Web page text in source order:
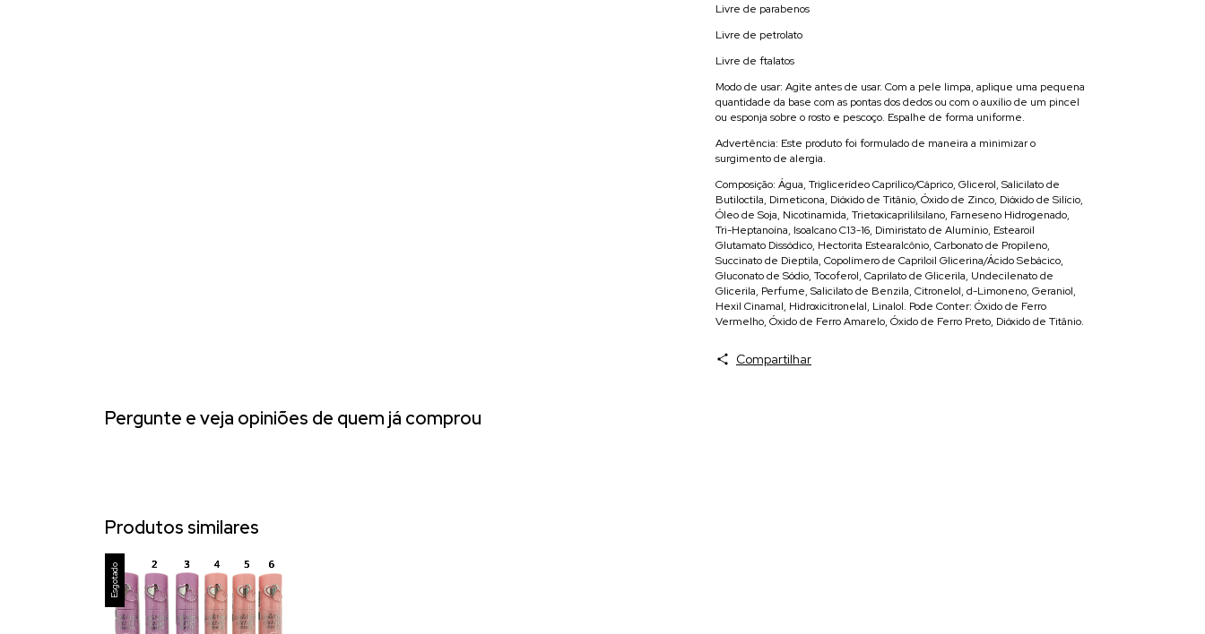
Livre de parabenos
Livre de petrolato
Livre de ftalatos
Modo de usar: Agite antes de usar. Com a pele limpa, aplique uma pequena
quantidade da base com as pontas dos dedos ou com o auxílio de um pincel
ou esponja sobre o rosto e pescoço. Espalhe de forma uniforme.
Advertência: Este produto foi formulado de maneira a minimizar o
surgimento de alergia.
Composição: Água, Triglicerídeo Caprílico/Cáprico, Glicerol, Salicilato de
Butiloctila, Dimeticona, Dióxido de Titânio, Óxido de Zinco, Dióxido de Silício,
Óleo de Soja, Nicotinamida, Trietoxicaprililsilano, Farneseno Hidrogenado,
Tri-Heptanoína, Isoalcano C13-16, Dimiristato de Alumínio, Estearoil
Glutamato Dissódico, Hectorita Estearalcônio, Carbonato de Propileno,
Succinato de Dieptila, Copolímero de Capriloil Glicerina/Ácido Sebácico,
Gluconato de Sódio, Tocoferol, Caprilato de Glicerila, Undecilenato de
Glicerila, Perfume, Salicilato de Benzila, Citronelol, d-Limoneno, Geraniol,
Hexil Cinamal, Hidroxicitronelal, Linalol. Pode Conter: Óxido de Ferro
Vermelho, Óxido de Ferro Amarelo, Óxido de Ferro Preto, Dióxido de Titânio.
Compartilhar
Pergunte e veja opiniões de quem já comprou
Produtos similares
Esgotado